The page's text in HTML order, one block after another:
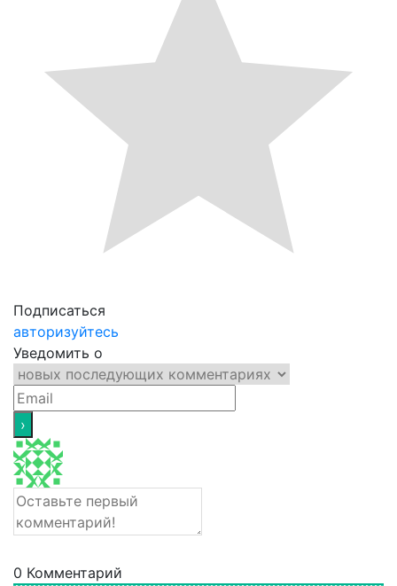
Подписаться
авторизуйтесь
Уведомить о
0 Комментарий